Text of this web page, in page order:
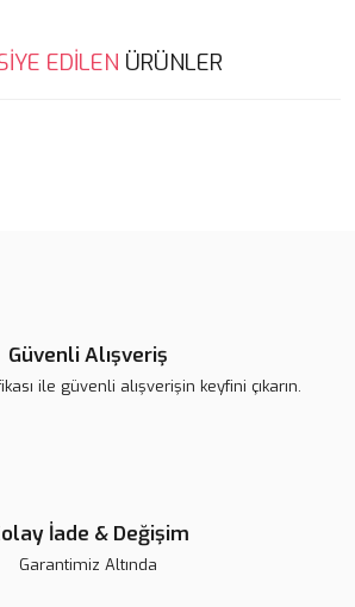
ürün açıklamalarında ve diğer
noktaları öneri formunu kullanarak
EDİLEN ÜRÜNLER
Güvenli Alışveriş
ile güvenli alışverişin keyfini çıkarın.
İade & Değişim
Garantimiz Altında